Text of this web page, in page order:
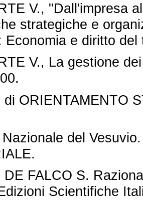
V., "Dall'impresa
strategiche e
Economia e diritto del
V., La gestione
di ORIENTAMENTO
del
DE FALCO S.
Scientifiche